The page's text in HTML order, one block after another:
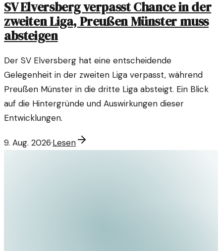
SV Elversberg verpasst Chance in der
zweiten Liga, Preußen Münster muss
absteigen
Der SV Elversberg hat eine entscheidende
Gelegenheit in der zweiten Liga verpasst, während
Preußen Münster in die dritte Liga absteigt. Ein Blick
auf die Hintergründe und Auswirkungen dieser
Entwicklungen.
9. Aug. 2026·Lesen